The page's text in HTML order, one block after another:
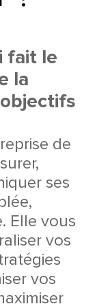
fait le
la
de
ses
Elle vous
vos
vos